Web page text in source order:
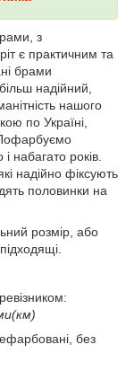
з
є практичним та
брами
надійний,
нашого
по Україні,
Пофарбуємо
набагато років.
надійно фіксують
половинки на
розмір, або
без